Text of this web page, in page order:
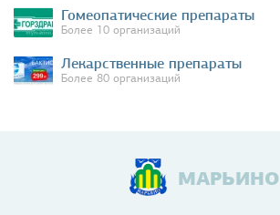
Гомеопатические препараты
Более 10 организаций
Лекарственные препараты
Более 80 организаций
МАРЬИНО